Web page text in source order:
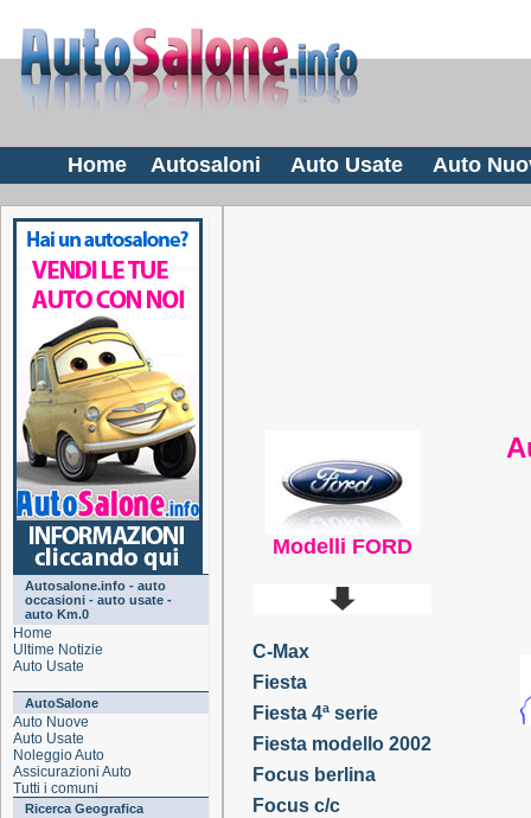
Home Autosaloni Auto Usate Auto
Autosalone.info - auto
occasioni - auto usate -
auto Km.0
Home
Ultime Notizie
Auto Usate
AutoSalone
Auto Nuove
Auto Usate
Noleggio Auto
Assicurazioni Auto
Tutti i comuni
Ricerca Geografica
Modelli FORD
C-Max
Fiesta
Fiesta 4ª serie
Fiesta modello 2002
Focus berlina
Focus c/c